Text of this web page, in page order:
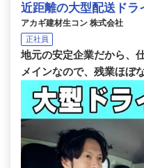
近距離の大型配送ドラ
アカギ建材生コン 株式会社
正社員
地元の安定企業だから、
メインなので、残業ほぼ